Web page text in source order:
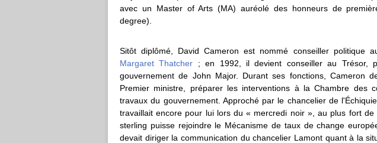
avec un Master of Arts (MA) auréolé des honneurs de
degree).
Sitôt diplômé, David Cameron est nommé conseiller politique
Margaret Thatcher ; en 1992, il devient conseiller au Trésor,
gouvernement de John Major. Durant ses fonctions, Cameron
Premier ministre, préparer les interventions à la Chambre des
travaux du gouvernement. Approché par le chancelier de
travaillait encore pour lui lors du « mercredi noir », au plus fort
sterling puisse rejoindre le Mécanisme de taux de change
devait diriger la communication du chancelier Lamont quant à la